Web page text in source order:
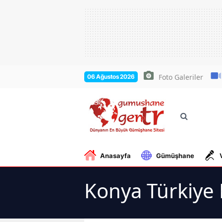
06 Ağustos 2026 Foto Galeriler
Anasayfa Gümüşhane
Konya